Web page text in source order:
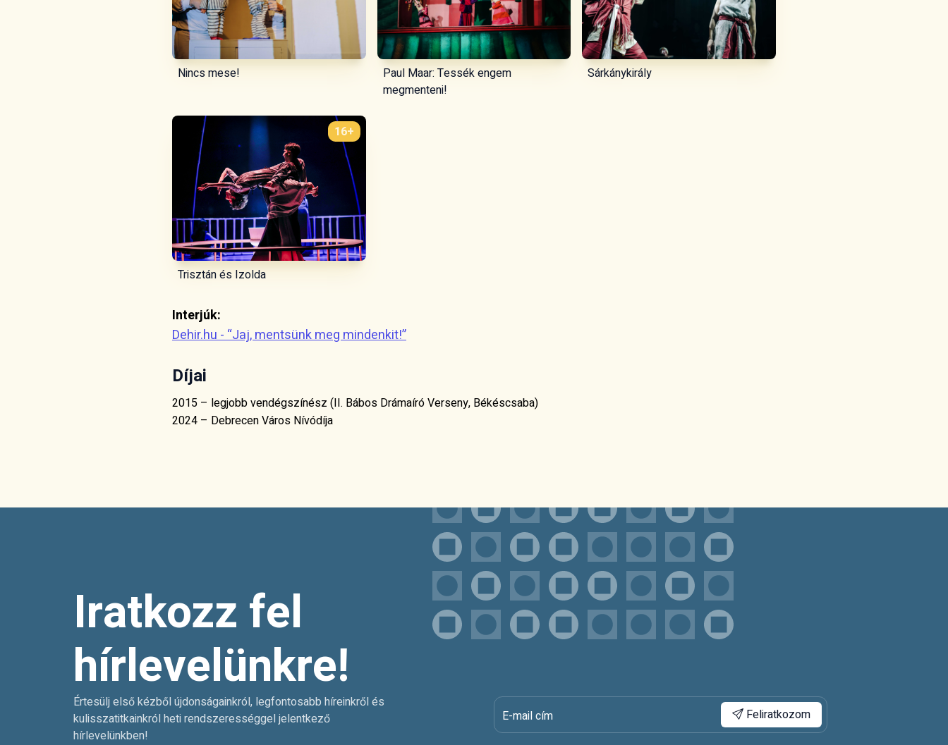
Nincs mese!
Paul Maar: Tessék engem
megmenteni!
Sárkánykirály
16+
Trisztán és Izolda
Interjúk:
Dehir.hu - “Jaj, mentsünk meg mindenkit!”
Díjai
2015 – legjobb vendégszínész (II. Bábos Drámaíró Verseny, Békéscsaba)
2024 – Debrecen Város Nívódíja
Iratkozz fel
hírlevelünkre!
Értesülj első kézből újdonságainkról, legfontosabb híreinkről és
kulisszatitkainkról heti rendszerességgel jelentkező
hírlevelünkben!
E-mail cím Feliratkozom